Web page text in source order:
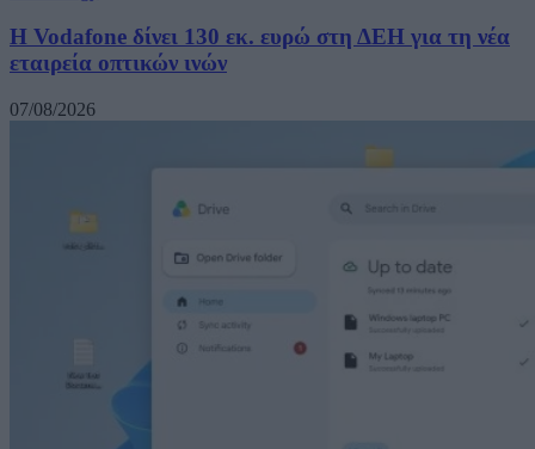
H Vodafone δίνει 130 εκ. ευρώ στη ΔΕΗ για τη νέα
εταιρεία οπτικών ινών
07/08/2026